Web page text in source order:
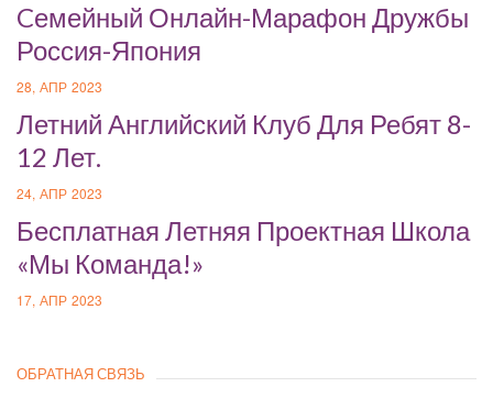
Cемейный Онлайн-Марафон Дружбы
Россия-Япония
28, АПР 2023
Летний Английский Клуб Для Ребят 8-
12 Лет.
24, АПР 2023
Бесплатная Летняя Проектная Школа
«Мы Команда!»
17, АПР 2023
ОБРАТНАЯ СВЯЗЬ